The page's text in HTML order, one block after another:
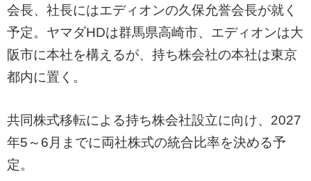
会長、社長にはエディオンの久保允誉会長が就く
予定。ヤマダHDは群馬県高崎市、エディオンは大
阪市に本社を構えるが、持ち株会社の本社は東京
都内に置く。
共同株式移転による持ち株会社設立に向け、2027
年5～6月までに両社株式の統合比率を決める予
定。